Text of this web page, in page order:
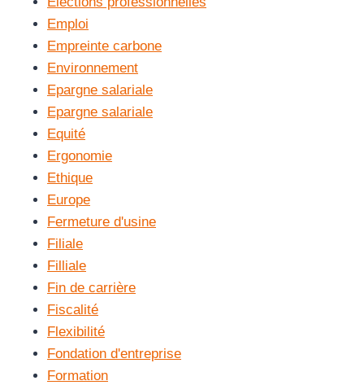
Emploi
Empreinte carbone
Environnement
Epargne salariale
Epargne salariale
Equité
Ergonomie
Ethique
Europe
Fermeture d'usine
Filiale
Filliale
Fin de carrière
Fiscalité
Flexibilité
Fondation d'entreprise
Formation